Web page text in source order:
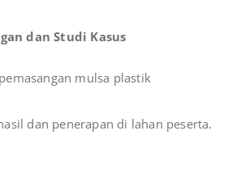
dan Studi Kasus
mulsa plastik
dan penerapan di lahan peserta.